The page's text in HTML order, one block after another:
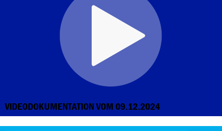
VIDEODOKUMENTATION VOM 09.12.2024